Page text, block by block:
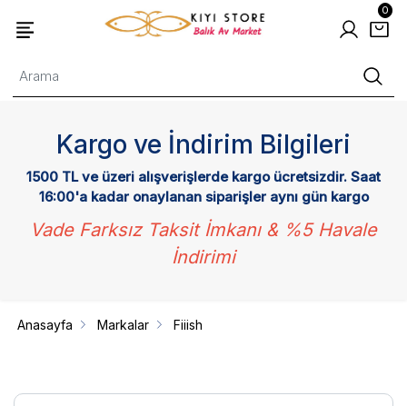
0
Kargo ve İndirim Bilgileri
1500 TL ve üzeri alışverişlerde kargo ücretsizdir. Saat
16:00'a kadar onaylanan siparişler aynı gün kargo
Vade Farksız Taksit İmkanı & %5 Havale
İndirimi
Anasayfa Markalar Fiiish